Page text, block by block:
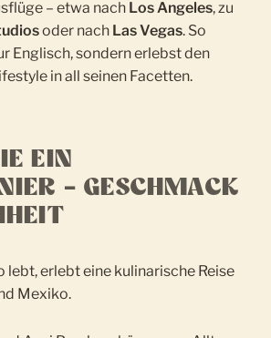
– etwa nach Los Angeles, zu
oder nach Las Vegas. So
Englisch, sondern erlebst den
in all seinen Facetten.
EIN
– GESCHMACK
lebt, erlebt eine kulinarische Reise
Mexiko.